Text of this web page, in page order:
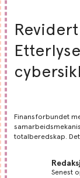
Finansforbundet
totalberedskap.
Senest